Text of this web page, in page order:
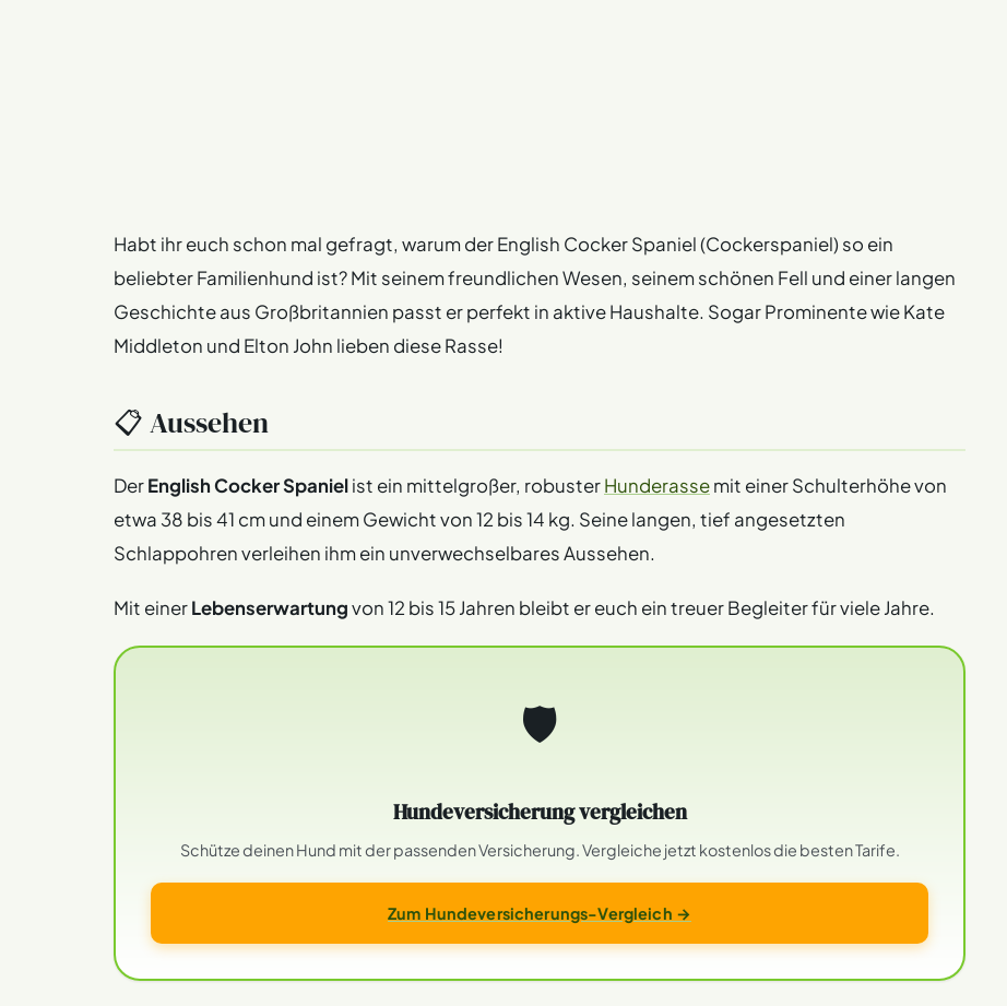
Habt ihr euch schon mal gefragt, warum der English Cocker Spaniel (Cockerspaniel) so ein
beliebter Familienhund ist? Mit seinem freundlichen Wesen, seinem schönen Fell und einer langen
Geschichte aus Großbritannien passt er perfekt in aktive Haushalte. Sogar Prominente wie Kate
Middleton und Elton John lieben diese Rasse!
📋 Aussehen
DerEnglish Cocker Spanielist ein mittelgroßer, robusterHunderassemit einer Schulterhöhe von
etwa 38 bis 41 cm und einem Gewicht von 12 bis 14 kg. Seine langen, tief angesetzten
Schlappohren verleihen ihm ein unverwechselbares Aussehen.
Mit einerLebenserwartungvon 12 bis 15 Jahren bleibt er euch ein treuer Begleiter für viele Jahre.
🛡
Hundeversicherung vergleichen
Schütze deinen Hund mit der passenden Versicherung. Vergleiche jetzt kostenlos die besten Tarife.
Zum Hundeversicherungs-Vergleich →